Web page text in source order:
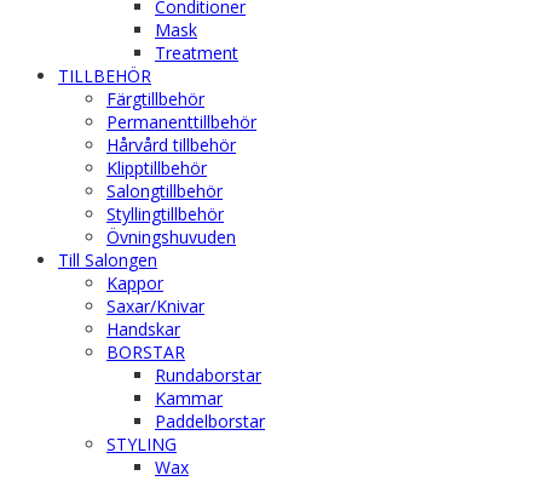
Conditioner
Mask
Treatment
TILLBEHÖR
Färgtillbehör
Permanenttillbehör
Hårvård tillbehör
Klipptillbehör
Salongtillbehör
Styllingtillbehör
Övningshuvuden
Till Salongen
Kappor
Saxar/Knivar
Handskar
BORSTAR
Rundaborstar
Kammar
Paddelborstar
STYLING
Wax